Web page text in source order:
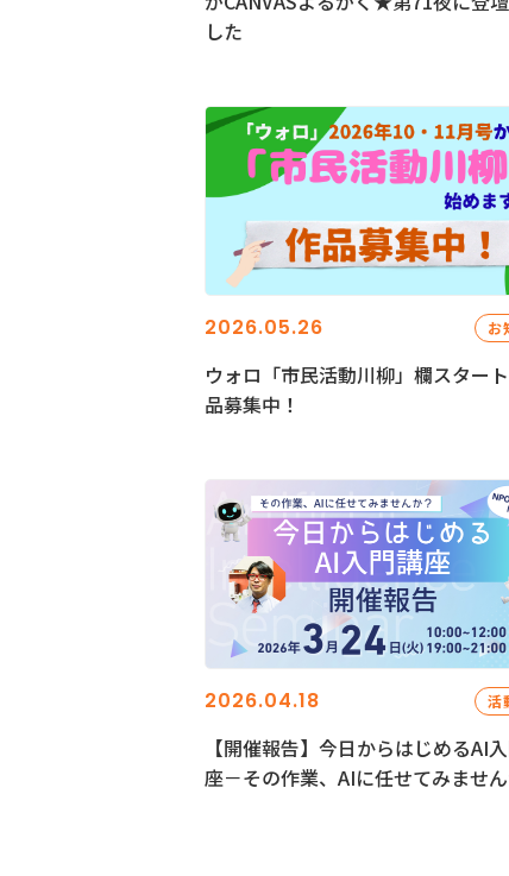
した
2026.05.26 お
ウォロ「市民活動川柳」欄スター
品募集中！
2026.04.18 活
【開催報告】今日からはじめるAI
座－その作業、AIに任せてみませ